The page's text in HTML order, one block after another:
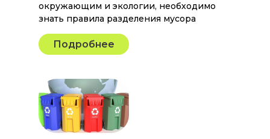
окружающим и экологии, необходимо
знать правила разделения мусора
Подробнее